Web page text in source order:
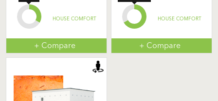
HOUSE COMFORT
+ Compare
HOUSE COMFORT
+ Compare